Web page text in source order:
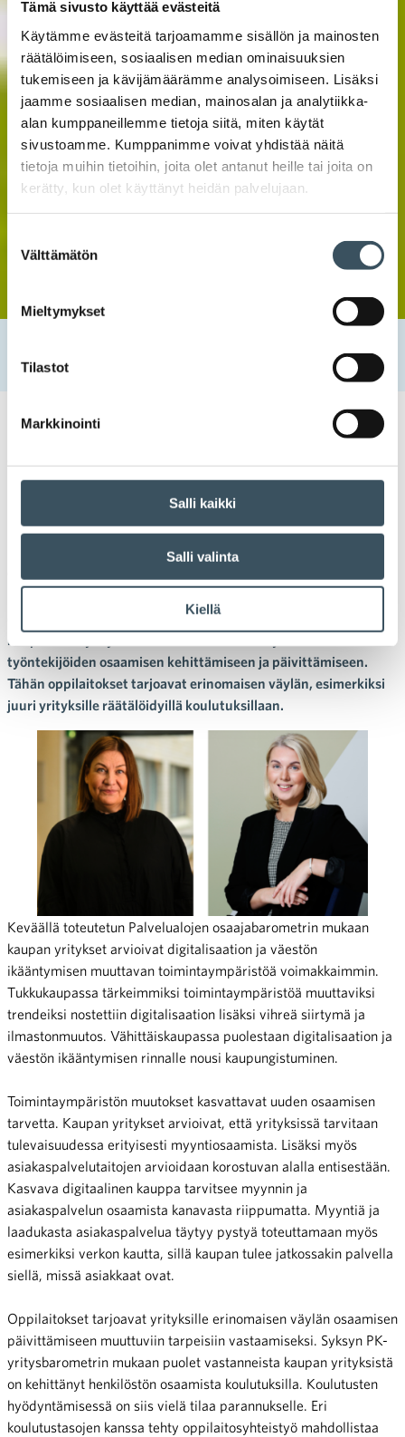
Tämä sivusto käyttää evästeitä
Käytämme evästeitä tarjoamamme sisällön ja mainosten
räätälöimiseen, sosiaalisen median ominaisuuksien
tukemiseen ja kävijämäärämme analysoimiseen. Lisäksi
jaamme sosiaalisen median, mainosalan ja analytiikka-
alan kumppaneillemme tietoja siitä, miten käytät
sivustoamme. Kumppanimme voivat yhdistää näitä
tietoja muihin tietoihin, joita olet antanut heille tai joita on
kerätty, kun olet käyttänyt heidän palvelujaan.
valinta
Välttämätön
Mieltymykset
Tilastot
Markkinointi
Salli kaikki
Salli valinta
Kiellä
Osaamisen kehittämisellä kohti muuttuvia tarpeita
ammatillinen koulutus
Osaamisen kehittämisellä kohti
muuttuvia tarpeita
osaamista edellytetään jatkuvasti, muutokseen vastaamiseksi
kaupan alan yrityksissä tulee kiinnittää erityishuomiota
työntekijöiden osaamisen kehittämiseen ja päivittämiseen.
Tähän oppilaitokset tarjoavat erinomaisen väylän, esimerkiksi
juuri yrityksille räätälöidyillä koulutuksillaan.
Keväällä toteutetun Palvelualojen osaajabarometrin mukaan
kaupan yritykset arvioivat digitalisaation ja väestön
ikääntymisen muuttavan toimintaympäristöä voimakkaimmin.
Tukkukaupassa tärkeimmiksi toimintaympäristöä muuttaviksi
trendeiksi nostettiin digitalisaation lisäksi vihreä siirtymä ja
ilmastonmuutos. Vähittäiskaupassa puolestaan digitalisaation ja
väestön ikääntymisen rinnalle nousi kaupungistuminen.
Toimintaympäristön muutokset kasvattavat uuden osaamisen
tarvetta. Kaupan yritykset arvioivat, että yrityksissä tarvitaan
tulevaisuudessa erityisesti myyntiosaamista. Lisäksi myös
asiakaspalvelutaitojen arvioidaan korostuvan alalla entisestään.
Kasvava digitaalinen kauppa tarvitsee myynnin ja
asiakaspalvelun osaamista kanavasta riippumatta. Myyntiä ja
laadukasta asiakaspalvelua täytyy pystyä toteuttamaan myös
esimerkiksi verkon kautta, sillä kaupan tulee jatkossakin palvella
siellä, missä asiakkaat ovat.
Oppilaitokset tarjoavat yrityksille erinomaisen väylän osaamisen
päivittämiseen muuttuviin tarpeisiin vastaamiseksi. Syksyn PK-
yritysbarometrin mukaan puolet vastanneista kaupan yrityksistä
on kehittänyt henkilöstön osaamista koulutuksilla. Koulutusten
hyödyntämisessä on siis vielä tilaa parannukselle. Eri
koulutustasojen kanssa tehty oppilaitosyhteistyö mahdollistaa